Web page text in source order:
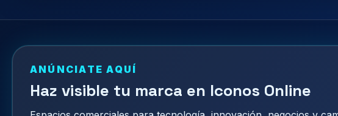
ANÚNCIATE AQUÍ
Haz visible tu marca en Iconos Online